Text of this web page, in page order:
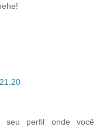
seu perfil onde você